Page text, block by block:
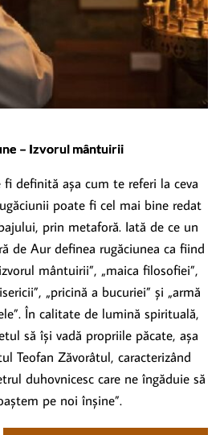
– Izvorul mântuirii
fi definită așa cum te referi la ceva
poate fi cel mai bine redat
prin metaforă. Iată de ce un
de Aur definea rugăciunea ca fiind
mântuirii”, „maica filosofiei”,
„pricină a bucuriei” și „armă
În calitate de lumină spirituală,
să își vadă propriile păcate, așa
Teofan Zăvorâtul, caracterizând
duhovnicesc care ne îngăduie să
pe noi înșine”.